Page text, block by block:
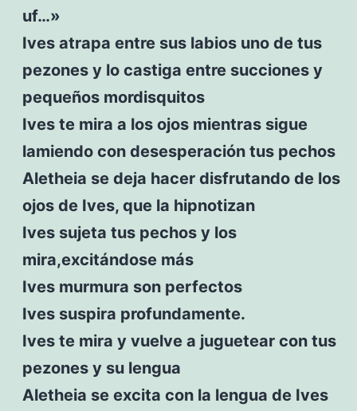
uf…»
Ives atrapa entre sus labios uno de tus
pezones y lo castiga entre succiones y
pequeños mordisquitos
Ives te mira a los ojos mientras sigue
lamiendo con desesperación tus pechos
Aletheia se deja hacer disfrutando de los
ojos de Ives, que la hipnotizan
Ives sujeta tus pechos y los
mira,excitándose más
Ives murmura son perfectos
Ives suspira profundamente.
Ives te mira y vuelve a juguetear con tus
pezones y su lengua
Aletheia se excita con la lengua de Ives